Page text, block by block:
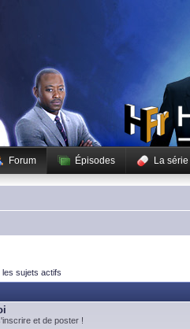
Forum Épisodes La série
les sujets actifs
et de poster !